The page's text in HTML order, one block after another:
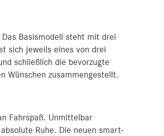
Basismodell steht mit drei
sich jeweils eines von drei
schließlich die bevorzugte
Wünschen zusammengestellt.
Fahrspaß. Unmittelbar
Ruhe. Die neuen smart-